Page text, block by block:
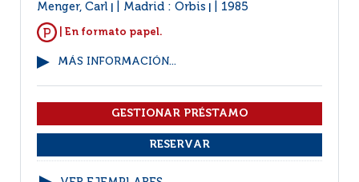
Menger, Carl Madrid : Orbis 1985
| En formato papel.
MÁS INFORMACIÓN...